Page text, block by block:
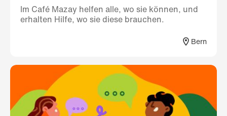
Im Café Mazay helfen alle, wo sie können, und
erhalten Hilfe, wo sie diese brauchen.
Bern